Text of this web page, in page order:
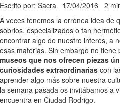
Escrito por: Sacra 17/04/2016 2
A veces tenemos la errónea idea de
sobrios, especializados o tan
encontrar algo de nuestro interés, a
esas materias. Sin embargo no
museos que nos ofrecen piezas
curiosidades extraordinarias con
aprender algo más sobre nuestra
la semana pasada os invitábamos a
encuentra en Ciudad Rodrigo.